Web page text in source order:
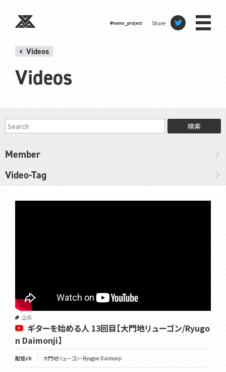
#voms_project Share
Videos
Videos
検索
Member
Video-Tag
企画
ギターを始める人 13回目【大門地リューゴン/Ryugo
n Daimonji】
配信ch 大門地リューゴン・Ryugon Daimonji